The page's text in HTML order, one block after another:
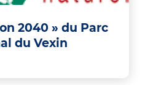
2040 » du Parc
du Vexin